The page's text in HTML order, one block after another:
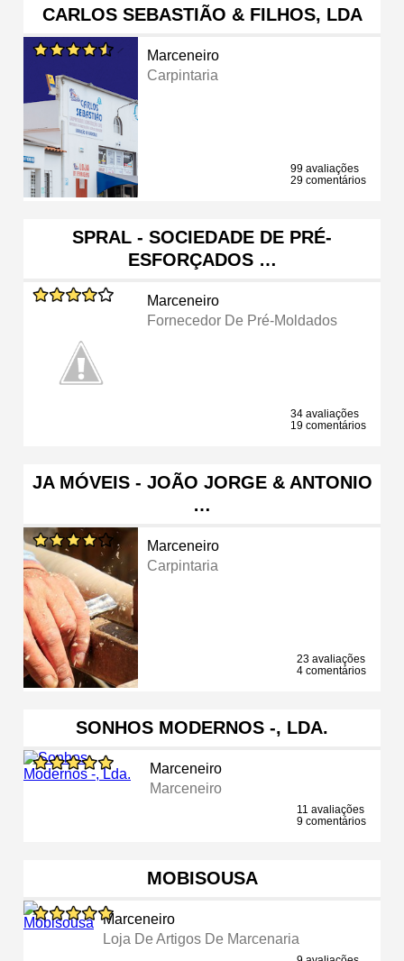
CARLOS SEBASTIÃO & FILHOS, LDA
Marceneiro
Carpintaria
99 avaliações
29 comentários
SPRAL - SOCIEDADE DE PRÉ-
ESFORÇADOS …
Marceneiro
Fornecedor De Pré-Moldados
34 avaliações
19 comentários
JA MÓVEIS - JOÃO JORGE & ANTONIO
…
Marceneiro
Carpintaria
23 avaliações
4 comentários
SONHOS MODERNOS -, LDA.
Marceneiro
Marceneiro
11 avaliações
9 comentários
MOBISOUSA
Marceneiro
Loja De Artigos De Marcenaria